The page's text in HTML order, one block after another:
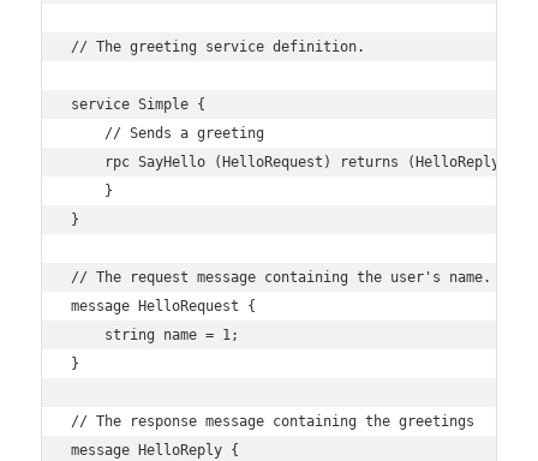
// The greeting service definition.
service Simple {
    // Sends a greeting
    rpc SayHello (HelloRequest) returns (HelloReply) {
    }
}
// The request message containing the user's name.
message HelloRequest {
    string name = 1;
}
// The response message containing the greetings
message HelloReply {